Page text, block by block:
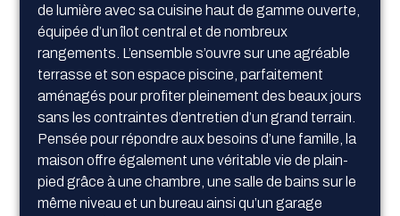
de lumière avec sa cuisine haut de gamme ouverte,
équipée d’un îlot central et de nombreux
rangements. L’ensemble s’ouvre sur une agréable
terrasse et son espace piscine, parfaitement
aménagés pour profiter pleinement des beaux jours
sans les contraintes d’entretien d’un grand terrain.
Pensée pour répondre aux besoins d’une famille, la
maison offre également une véritable vie de plain-
pied grâce à une chambre, une salle de bains sur le
même niveau et un bureau ainsi qu’un garage